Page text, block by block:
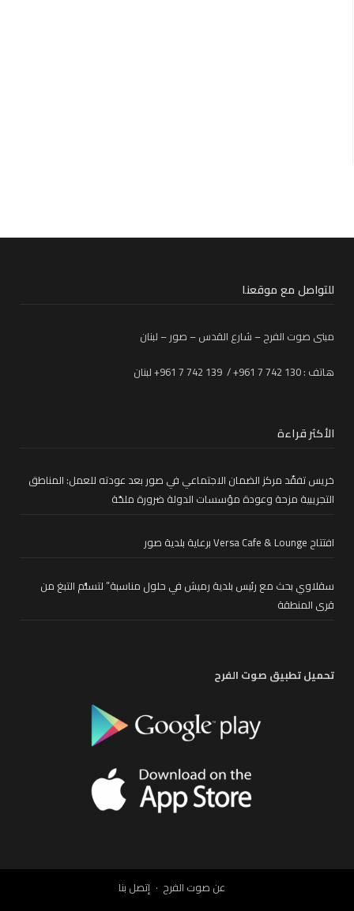
للتواصل مع موقعنا
مبنى صوت الفرح – شارع القدس – صور – لبنان
هاتف : 130 742 7 961+ / 139 742 7 961+ لبنان
الأكثر قراءة
خريس تفقّد مركز الضمان الاجتماعي في صور بعد عودته للعمل: المناطق
التجريبية مزحة وعودة مؤسسات الدولة ضرورة ملحّة
افتتاح Versa Cafe & Lounge برعاية بلدية صور
سقلاوي بحث مع رئيس بلدية رميش في حلول مناسبة” لتسلُّم التبغ من
قرى المنطقة
تحميل تطبيق صوت الفرح
عن صوت الفرح إتصل بنا